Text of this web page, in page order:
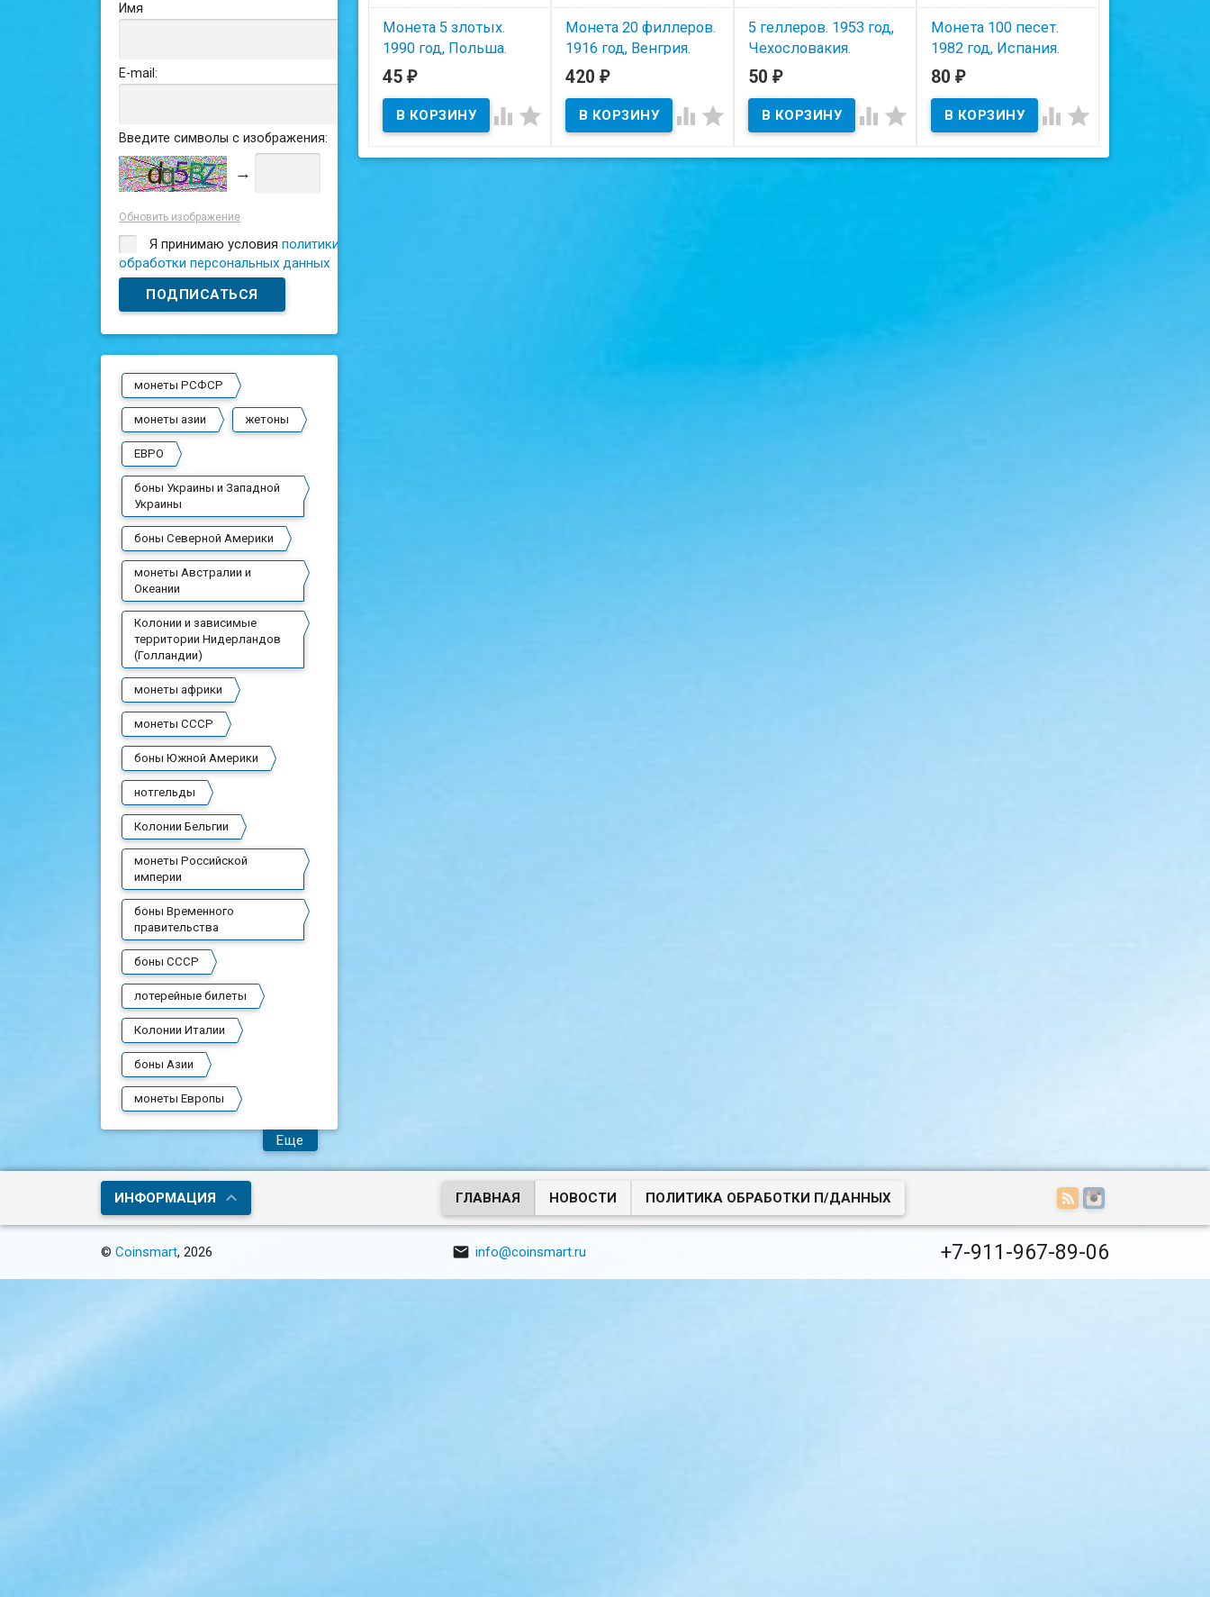
Имя
E-mail:
Введите символы с изображения:
→
Обновить изображение
Я принимаю условияполитики
обработки персональных данных
монеты РСФСР
монеты азии жетоны
ЕВРО
боны Украины и Западной
Украины
боны Северной Америки
монеты Австралии и
Океании
Колонии и зависимые
территории Нидерландов
(Голландии)
монеты африки
монеты СССР
боны Южной Америки
нотгельды
Колонии Бельгии
монеты Российской
империи
боны Временного
правительства
боны СССР
лотерейные билеты
Колонии Италии
боны Азии
монеты Европы
Еще
Монета 5 злотых.
1990 год, Польша.
В наличии
Состояние на скане.
45 ₽
 
Монета 20 филлеров.
1916 год, Венгрия.
В наличии
Состояние на скане.
420 ₽
 
5 геллеров. 1953 год,
Чехословакия.
В наличии
Состояние на скане.
50 ₽
 
Монета 100 песет.
1982 год, Испания.
В наличии
Состояние на скане.
80 ₽
 
ИНФОРМАЦИЯ ГЛАВНАЯ НОВОСТИ ПОЛИТИКА ОБРАБОТКИ П/ДАННЫХ
©Coinsmart, 2026  info@coinsmart.ru +7-911-967-89-06